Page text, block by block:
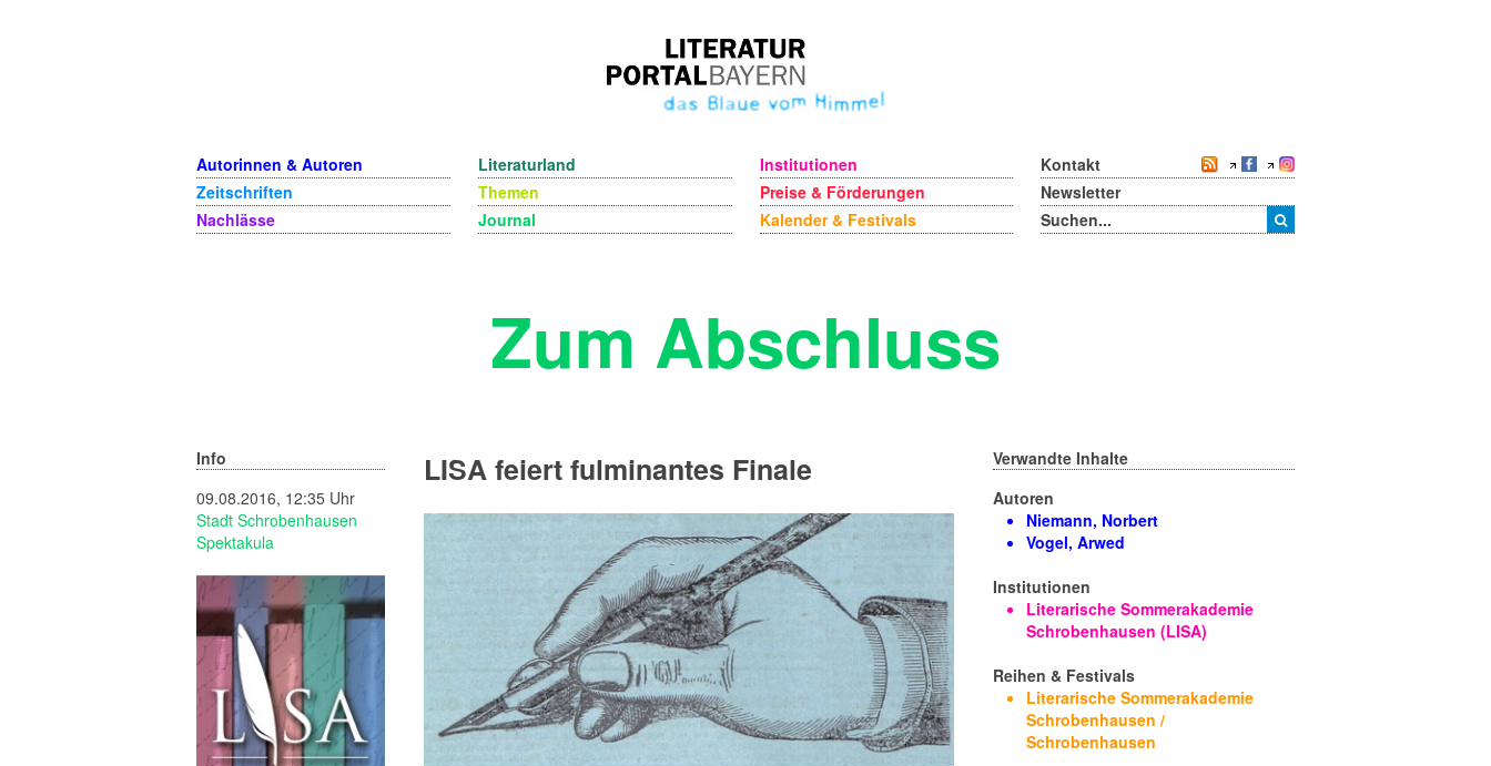
Autorinnen & Autoren
Zeitschriften
Nachlässe
Literaturland
Themen
Journal
Institutionen
Preise & Förderungen
Kalender & Festivals
Kontakt
Newsletter
Zum Abschluss
Info
09.08.2016, 12:35 Uhr
Stadt Schrobenhausen
Spektakula
LISA feiert fulminantes Finale
Verwandte Inhalte
Autoren
Niemann, Norbert
Vogel, Arwed
Institutionen
Literarische Sommerakademie
Schrobenhausen (LISA)
Reihen & Festivals
Literarische Sommerakademie
Schrobenhausen /
Schrobenhausen